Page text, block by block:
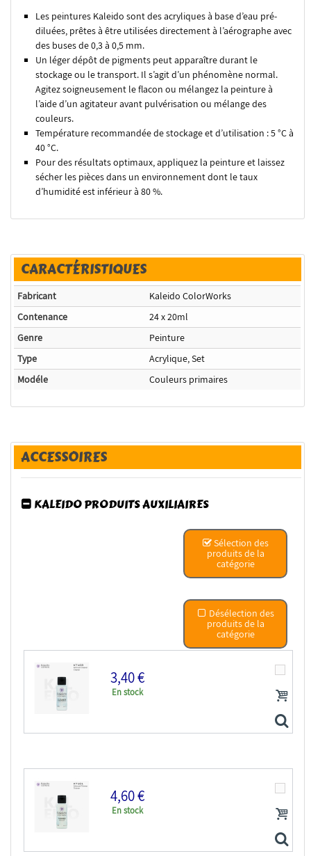
Les peintures Kaleido sont des acryliques à base d’eau pré-
diluées, prêtes à être utilisées directement à l’aérographe avec
des buses de 0,3 à 0,5 mm.
Un léger dépôt de pigments peut apparaître durant le
stockage ou le transport. Il s’agit d’un phénomène normal.
Agitez soigneusement le flacon ou mélangez la peinture à
l’aide d’un agitateur avant pulvérisation ou mélange des
couleurs.
Température recommandée de stockage et d’utilisation : 5 °C à
40 °C.
Pour des résultats optimaux, appliquez la peinture et laissez
sécher les pièces dans un environnement dont le taux
d’humidité est inférieur à 80 %.
CARACTÉRISTIQUES
Fabricant
Kaleido ColorWorks
Contenance
24 x 20ml
Genre
Peinture
Type
Acrylique, Set
Modéle
Couleurs primaires
ACCESSOIRES
KALEIDO PRODUITS AUXILIAIRES
Sélection des
produits de la
catégorie
Désélection des
produits de la
catégorie
3,40 €
En stock
Kaleido Colorworks KT103 Nettoyant acrylique...
4,60 €
En stock